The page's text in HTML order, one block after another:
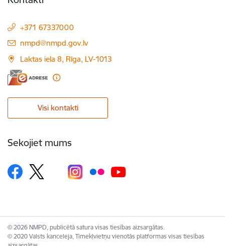
+371 67337000
E-pasts:
nmpd@nmpd.gov.lv
Laktas iela 8, Rīga, LV-1013
Visi kontakti
Sekojiet mums
© 2026 NMPD, publicētā satura visas tiesības aizsargātas.
© 2020 Valsts kanceleja, Tīmekļvietņu vienotās platformas visas tiesības